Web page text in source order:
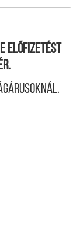
előfizetést